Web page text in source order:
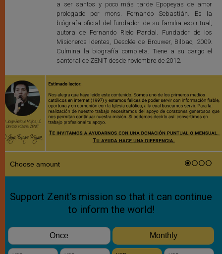
a ser santos y poco más tarde Epopeyas de amor
prologado por mons. Fernando Sebastián. Es la
biógrafa oficial del fundador de su familia espiritual,
autora de Fernando Rielo Pardal. Fundador de los
Misioneros Identes, Desclée de Brouwer, Bilbao, 2009.
Culmina la biografía completa. Tiene a su cargo el
santoral de ZENIT desde noviembre de 2012.